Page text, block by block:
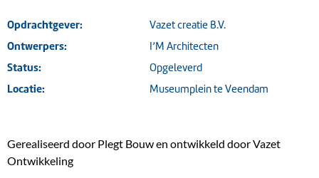
Opdrachtgever:
Vazet creatie B.V.
Ontwerpers:
I’M Architecten
Status:
Opgeleverd
Locatie:
Museumplein te Veendam
Gerealiseerd door Plegt Bouw en ontwikkeld door Vazet
Ontwikkeling